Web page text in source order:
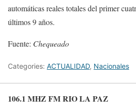
automáticas reales totales del primer
últimos 9 años.
Fuente: Chequeado
Categories: ACTUALIDAD, Nacionales
106.1 MHZ FM RIO LA PAZ